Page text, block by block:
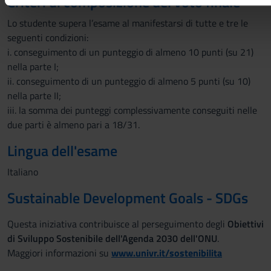
Lo studente supera l’esame al manifestarsi di tutte e tre le
seguenti condizioni:
i. conseguimento di un punteggio di almeno 10 punti (su 21)
nella parte I;
ii. conseguimento di un punteggio di almeno 5 punti (su 10)
nella parte II;
iii. la somma dei punteggi complessivamente conseguiti nelle
due parti è almeno pari a 18/31.
Lingua dell'esame
Italiano
Sustainable Development Goals - SDGs
Questa iniziativa contribuisce al perseguimento degli Obiettivi
di Sviluppo Sostenibile dell'Agenda 2030 dell'ONU.
Maggiori informazioni su www.univr.it/sostenibilita